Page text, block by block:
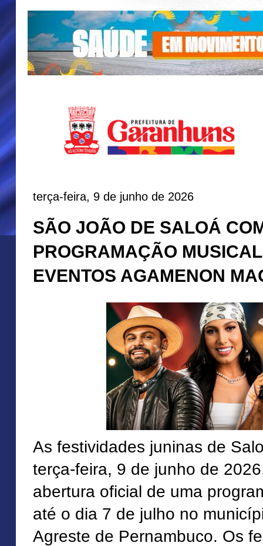
terça-feira, 9 de junho de 2026
SÃO JOÃO DE SALOÁ
PROGRAMAÇÃO
EVENTOS AGAMENON
As festividades juninas de
terça-feira, 9 de junho de
abertura oficial de uma
até o dia 7 de julho no
Agreste de Pernambuco. Os